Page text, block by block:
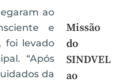
ao
e
foi levado
“Após
da
Missão
do
SINDVEL
ao